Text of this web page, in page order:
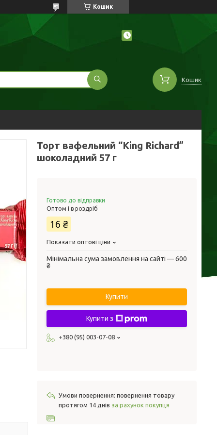
Кошик
Кошик
Торт вафельний “King Richard”
шоколадний 57 г
Готово до відправки
Оптом і в роздріб
16 ₴
Показати оптові ціни
Мінімальна сума замовлення на сайті — 600
₴
Купити
Купити з
+380 (95) 003-07-08
повернення товару
протягом 14 днів за рахунок покупця